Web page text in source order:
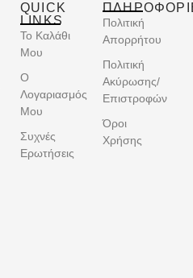
QUICK
LINKS
Το Καλάθι
Μου
Ο
Λογαριασμός
Μου
Συχνές
Ερωτήσεις
Πολιτική
Απορρήτου
Πολιτική
Ακύρωσης/
Επιστροφών
Όροι
Χρήσης